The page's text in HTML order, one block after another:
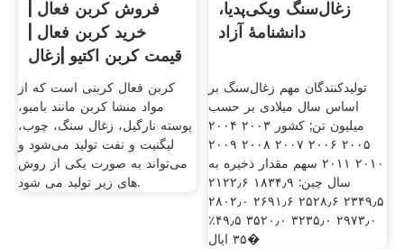
فروش کربن فعال |
خرید کربن فعال |
قیمت کربن اکتیو |زغال
فعال
کربن فعال کربنی است که از
مواد منشا کربن مانند بامبو،
پوسته نارگیل، زغال سنگ، چوب،
لیگنیت و نفت تولید می‌شود و
می‌تواند به صورت یکی از روش
های زیر تولید می شود.
زغال‌سنگ ویکی‌پدیا،
دانشنامهٔ آزاد
تولیدکنندگان مهم زغال‌سنگ بر
اساس سال میلادی بر حسب
میلیون تن; کشور ۲۰۰۳ ۲۰۰۴
۲۰۰۵ ۲۰۰۶ ۲۰۰۷ ۲۰۰۸ ۲۰۰۹
۲۰۱۰ ۲۰۱۱ سهم مقدار ذخیره به
سال چین: ۱۸۳۴٫۹ ۲۱۲۲٫۶
۲۳۴۹٫۵ ۲۵۲۸٫۶ ۲۶۹۱٫۶ ۲۸۰۲٫۰
۲۹۷۳٫۰ ۳۲۳۵٫۰ ۳۵۲۰٫۰ ۴۹٫۵٪
۳۵ ایال�